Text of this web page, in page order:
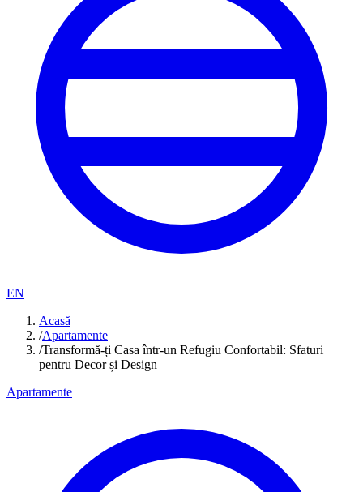
EN
Acasă
/Apartamente
/Transformă-ți Casa într-un Refugiu Confortabil: Sfaturi
pentru Decor și Design
Apartamente